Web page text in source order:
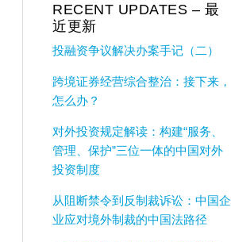
RECENT UPDATES – 最
近更新
投融资争议解决办案手记（二）
跨境证券经营综合整治：接下来，
怎么办？
对外投资规定解读：构建“服务、
管理、保护”三位一体的中国对外
投资制度
从阻断禁令到反制裁诉讼：中国企
业应对境外制裁的中国法路径